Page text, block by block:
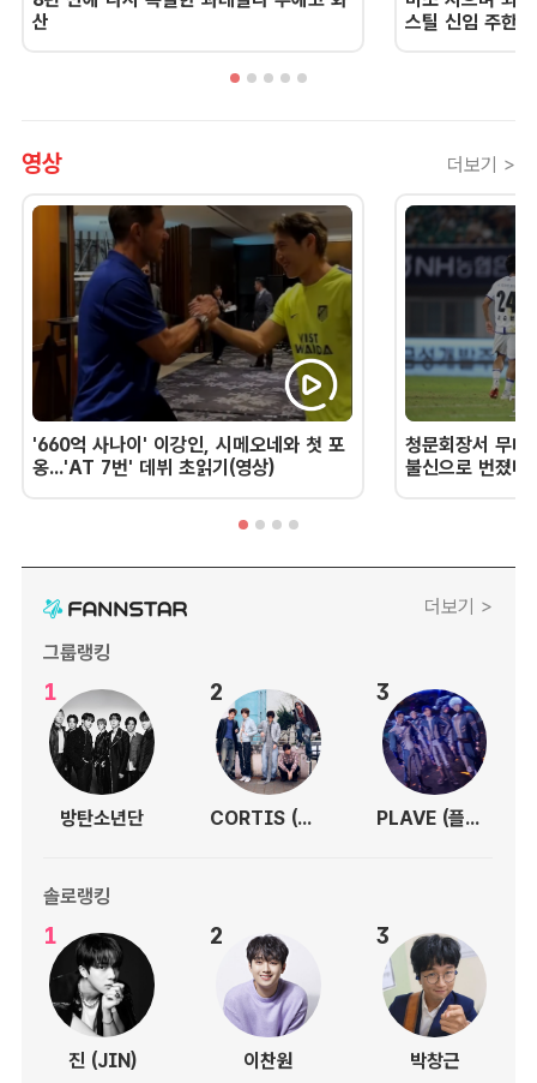
산
스틸 신임 주한
영상 더보기 >
'660억 사나이' 이강인, 시메오네와 첫 포
옹...'AT 7번' 데뷔 초읽기(영상)
청문회장서 무너
불신으로 번졌
더보기 >
그룹랭킹
1
방탄소년단
2
CORTIS (코르티스)
3
PLAVE (플레이브)
솔로랭킹
1
진 (JIN)
2
이찬원
3
박창근